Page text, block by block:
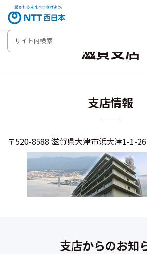
滋賀支店
支店情報
〒520-8588 滋賀県大津市浜大津1-1-
支店からのお知